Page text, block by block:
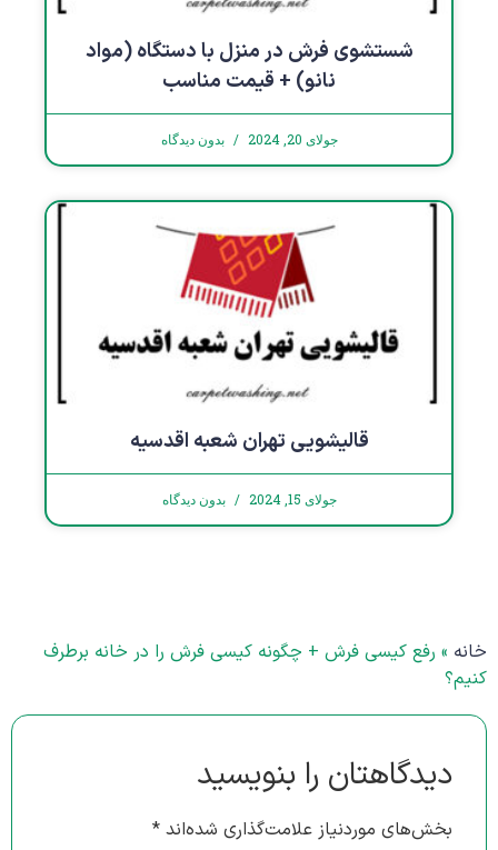
شستشوی فرش در منزل با دستگاه (مواد
نانو) + قیمت مناسب
جولای 20, 2024 بدون دیدگاه
قالیشویی تهران شعبه اقدسیه
جولای 15, 2024 بدون دیدگاه
خانه » رفع کیسی فرش + چگونه کیسی فرش را در خانه برطرف
کنیم؟
دیدگاهتان را بنویسید
بخش‌های موردنیاز علامت‌گذاری شده‌اند *